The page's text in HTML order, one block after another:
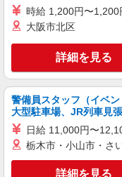
時給 1,200円〜1,200
大阪市北区
詳細を見る
警備員スタッフ（イベン
大型駐車場、JR列車見張
日給 11,000円〜
栃木市・小山市・さ
詳細を見る